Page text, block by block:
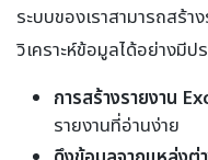
ระบบของเราสามารถสร้า
วิเคราะห์ข้อมูลได้อย่างมี
การสร้างรายงาน
รายงานที่อ่านง่าย